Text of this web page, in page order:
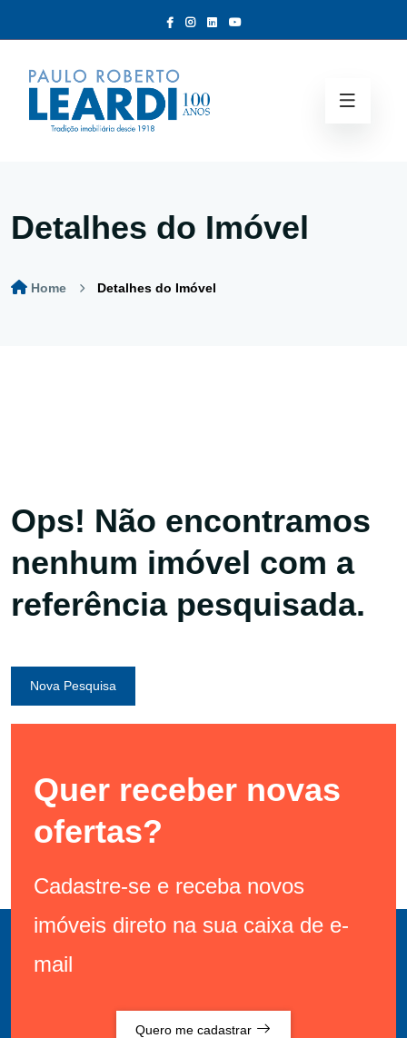
Detalhes do Imóvel
Home Detalhes do Imóvel
Ops! Não encontramos
nenhum imóvel com a
referência pesquisada.
Nova Pesquisa
Quer receber novas
ofertas?
Cadastre-se e receba novos
imóveis direto na sua caixa de e-
mail
Quero me cadastrar